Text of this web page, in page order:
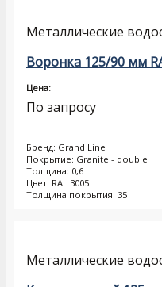
Металлические
Воронка 125/90 мм
Цена:
По запросу
Бренд: Grand Line
Покрытие: Granite - double
Толщина: 0,6
Цвет: RAL 3005
Толщина покрытия: 35
Металлические